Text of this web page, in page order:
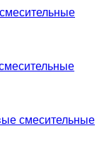
смесительные